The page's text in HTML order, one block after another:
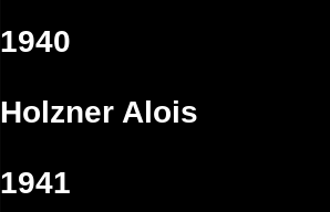
1940
Holzner Alois
1941